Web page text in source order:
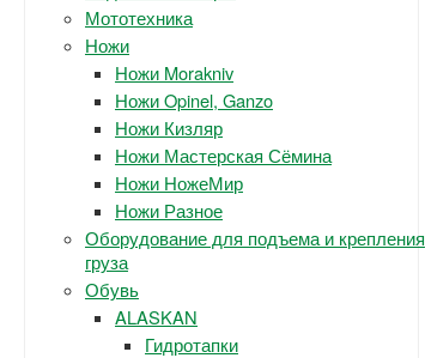
Мототехника
Ножи
Ножи Morakniv
Ножи Opinel, Ganzo
Ножи Кизляр
Ножи Мастерская Сёмина
Ножи НожеМир
Ножи Разное
Оборудование для подъема и крепления
груза
Обувь
ALASKAN
Гидротапки